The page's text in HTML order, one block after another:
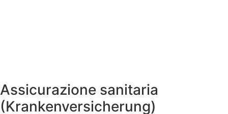
Assicurazione sanitaria
(Krankenversicherung)